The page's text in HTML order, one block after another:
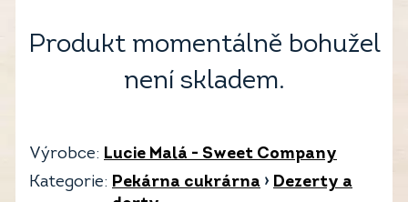
Produkt momentálně bohužel
není skladem.
Výrobce: Lucie Malá - Sweet Company
Kategorie: Pekárna cukrárna › Dezerty a